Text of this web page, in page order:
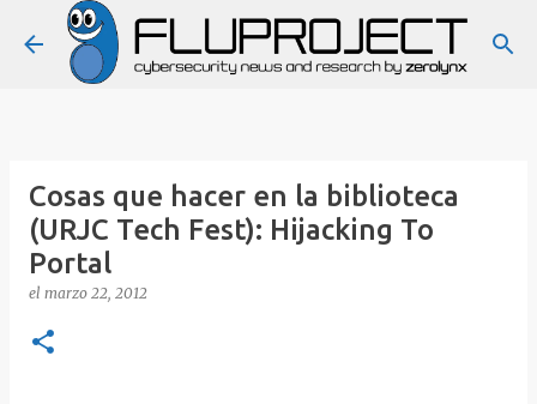
Ir al contenido principal
Cosas que hacer en la biblioteca
(URJC Tech Fest): Hijacking To
Portal
el marzo 22, 2012